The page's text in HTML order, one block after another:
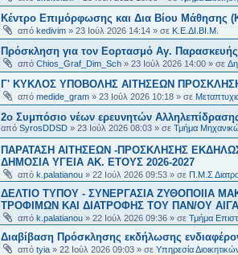
Κέντρο Επιμόρφωσης και Δια Βίου Μάθησης
από kedivim » 23 Ιούλ 2026 14:14 » σε Κ.Ε.ΔΙ.ΒΙ.Μ.
Πρόσκληση για τον Εορτασμό Αγ.
από Chios_Graf_Dim_Sch » 23 Ιούλ 2026 14:00 » σε
Γ' ΚΥΚΛΟΣ ΥΠΟΒΟΛΗΣ ΑΙΤΗΣΕΩΝ
από medide_gram » 23 Ιούλ 2026 10:18 » σε
2ο Συμπόσιο νέων ερευνητών
από SyrosDDSD » 23 Ιούλ 2026 08:03 » σε Τμήμα
ΠΑΡΑΤΑΣΗ ΑΙΤΗΣΕΩΝ -ΠΡΟΣΚΛΗΣΗΣ
ΔΗΜΟΣΙΑ ΥΓΕΙΑ AK. ETOYΣ 2026-2027
από k.palatianou » 22 Ιούλ 2026 09:53 » σε Π.Μ.Σ
ΔΕΛΤΙΟ ΤΥΠΟΥ - ΣΥΝΕΡΓΑΣΙΑ ΖΥΘΟΠΟΙΙΑ
ΤΡΟΦΙΜΩΝ ΚΑΙ ΔΙΑΤΡΟΦΗΣ ΤΟΥ ΠΑΝ/ΟΥ
από k.palatianou » 22 Ιούλ 2026 09:36 » σε Τμήμα
Διαβίβαση Πρόσκλησης εκδήλωσης
από tyia » 22 Ιούλ 2026 09:03 » σε Υπηρεσία